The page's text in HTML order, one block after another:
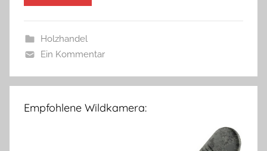
Holzhandel
Ein Kommentar
Empfohlene Wildkamera: